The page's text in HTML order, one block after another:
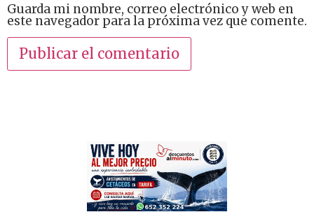
Guarda mi nombre, correo electrónico y web en
este navegador para la próxima vez que comente.